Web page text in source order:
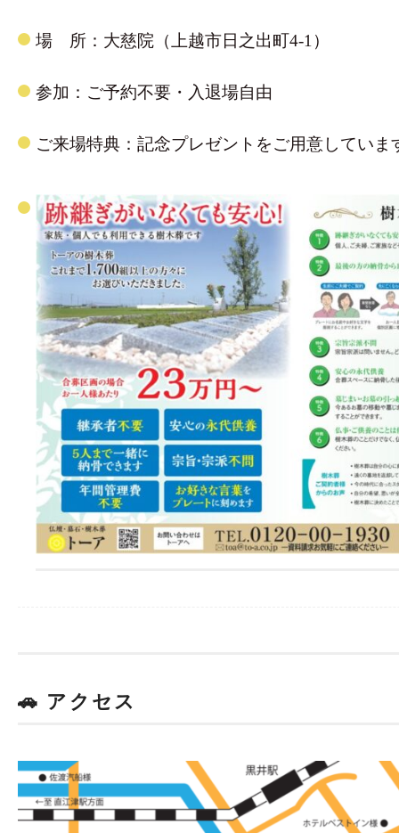
場 所：大慈院（上越市日之出町4-1）
参加：ご予約不要・入退場自由
ご来場特典：記念プレゼントをご用意していま
🚗 アクセス